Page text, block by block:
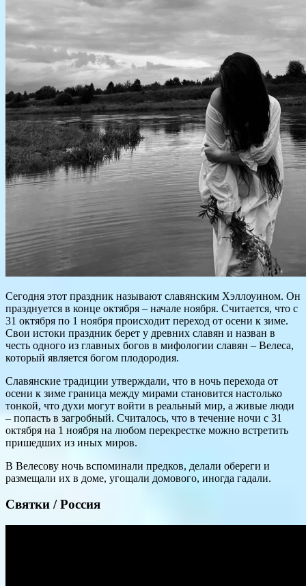
Сегодня этот праздник называют славянским Хэллоуином. Он
празднуется в конце октября – начале ноября. Считается, что с
31 октября по 1 ноября происходит переход от осени к зиме.
Свои истоки праздник берет у древних славян и назван в
честь одного из главных богов в мифологии славян – Велеса,
который является богом плодородия.
Славянские традиции утверждали, что в ночь перехода от
осени к зиме граница между мирами становится настолько
тонкой, что духи могут войти в реальный мир, а живые люди
– попасть в загробный. Считалось, что в течение ночи с 31
октября на 1 ноября на любом перекрестке можно встретить
пришедших из иных миров.
В Велесову ночь вспоминали предков, делали обереги и
размещали их в доме, угощали домового, иногда гадали.
Святки / Россия